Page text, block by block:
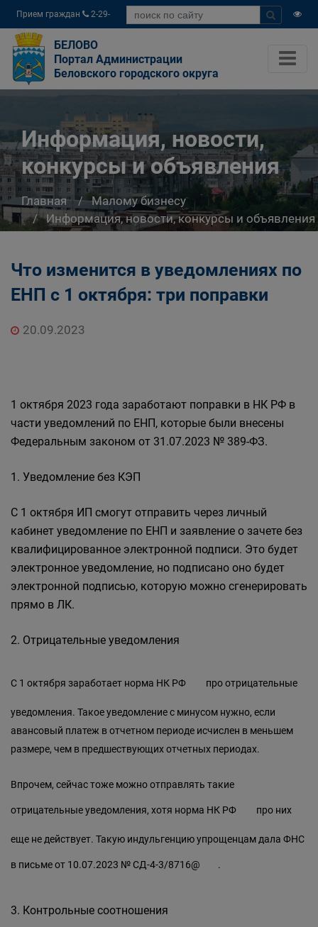
Прием граждан
2-29-
04
БЕЛОВО
Портал Администрации
Беловского городского округа
Информация, новости,
конкурсы и объявления
Главная
Малому бизнесу
Информация, новости, конкурсы и объявления
Что изменится в уведомлениях по
ЕНП с 1 октября: три поправки
20.09.2023
1 октября 2023 года заработают поправки в НК РФ в
части уведомлений по ЕНП, которые были внесены
Федеральным законом от 31.07.2023 № 389-ФЗ.
1. Уведомление без КЭП
С 1 октября ИП смогут отправить через личный
кабинет уведомление по ЕНП и заявление о зачете без
квалифицированное электронной подписи. Это будет
электронное уведомление, но подписано оно будет
электронной подписью, которую можно сгенерировать
прямо в ЛК.
2. Отрицательные уведомления
С 1 октября заработает норма НК РФ про отрицательные
уведомления. Такое уведомление с минусом нужно, если
авансовый платеж в отчетном периоде исчислен в меньшем
размере, чем в предшествующих отчетных периодах.
Впрочем, сейчас тоже можно отправлять такие
отрицательные уведомления, хотя норма НК РФ про них
еще не действует. Такую индульгенцию упрощенцам дала ФНС
в письмеот 10.07.2023 № СД-4-3/8716@ .
3. Контрольные соотношения